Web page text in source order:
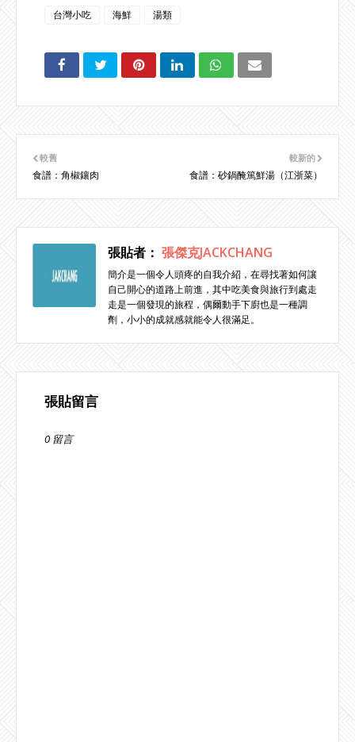
台灣小吃 海鮮 湯類
較新的
食譜：砂鍋醃篤鮮湯（江浙菜）
較舊
食譜：角椒鑲肉
張貼者： 張傑克JACKCHANG
簡介是一個令人頭疼的自我介紹，在尋找著如何讓
自己開心的道路上前進，其中吃美食與旅行到處走
走是一個發現的旅程，偶爾動手下廚也是一種調
劑，小小的成就感就能令人很滿足。
張貼留言
0 留言